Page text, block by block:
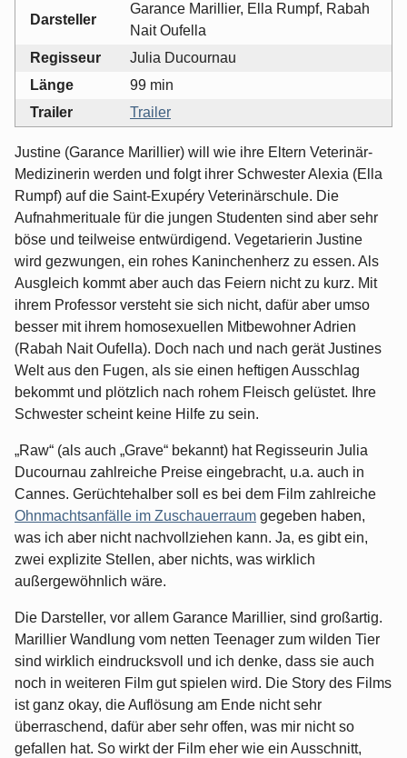
Darsteller
Garance Marillier, Ella Rumpf, Rabah
Nait Oufella
Regisseur
Julia Ducournau
Länge
99 min
Trailer
Trailer
Justine (Garance Marillier) will wie ihre Eltern Veterinär-
Medizinerin werden und folgt ihrer Schwester Alexia (Ella
Rumpf) auf die Saint-Exupéry Veterinärschule. Die
Aufnahmerituale für die jungen Studenten sind aber sehr
böse und teilweise entwürdigend. Vegetarierin Justine
wird gezwungen, ein rohes Kaninchenherz zu essen. Als
Ausgleich kommt aber auch das Feiern nicht zu kurz. Mit
ihrem Professor versteht sie sich nicht, dafür aber umso
besser mit ihrem homosexuellen Mitbewohner Adrien
(Rabah Nait Oufella). Doch nach und nach gerät Justines
Welt aus den Fugen, als sie einen heftigen Ausschlag
bekommt und plötzlich nach rohem Fleisch gelüstet. Ihre
Schwester scheint keine Hilfe zu sein.
„Raw“ (als auch „Grave“ bekannt) hat Regisseurin Julia
Ducournau zahlreiche Preise eingebracht, u.a. auch in
Cannes. Gerüchtehalber soll es bei dem Film zahlreiche
Ohnmachtsanfälle im Zuschauerraum gegeben haben,
was ich aber nicht nachvollziehen kann. Ja, es gibt ein,
zwei explizite Stellen, aber nichts, was wirklich
außergewöhnlich wäre.
Die Darsteller, vor allem Garance Marillier, sind großartig.
Marillier Wandlung vom netten Teenager zum wilden Tier
sind wirklich eindrucksvoll und ich denke, dass sie auch
noch in weiteren Film gut spielen wird. Die Story des Films
ist ganz okay, die Auflösung am Ende nicht sehr
überraschend, dafür aber sehr offen, was mir nicht so
gefallen hat. So wirkt der Film eher wie ein Ausschnitt,